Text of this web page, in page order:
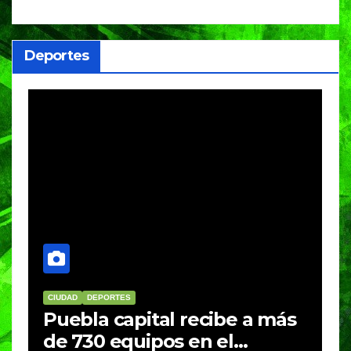
analizará su
Deportes
recibe a más
en el
PORTADA
BUAP conquista
medallas en el